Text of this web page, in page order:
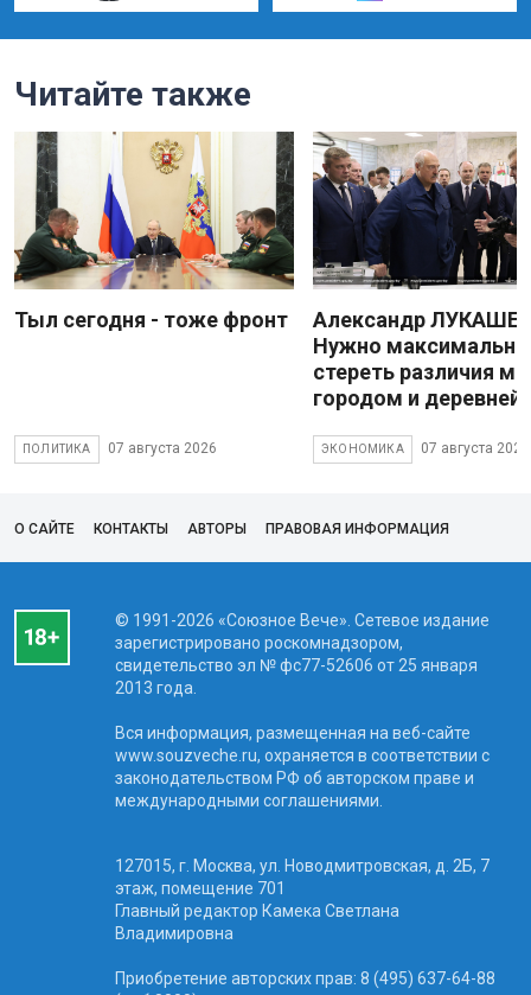
Читайте также
Тыл сегодня - тоже фронт
ПОЛИТИКА 07 августа 2026
Александр
Нужно максимально
стереть различия
городом и деревней
ЭКОНОМИКА 07 августа 2026
О САЙТЕ КОНТАКТЫ АВТОРЫ ПРАВОВАЯ ИНФОРМАЦИЯ
© 1991-2026 «Союзное Вече». Сетевое издание
зарегистрировано роскомнадзором,
свидетельство эл № фc77-52606 от 25 января
2013 года.
Вся информация, размещенная на веб-сайте
www.souzveche.ru, охраняется в соответствии с
законодательством РФ об авторском праве и
международными соглашениями.
127015, г. Москва, ул. Новодмитровская, д. 2Б, 7
этаж, помещение 701
Главный редактор Камека Светлана
Владимировна
Приобретение авторских прав: 8 (495) 637-64-88